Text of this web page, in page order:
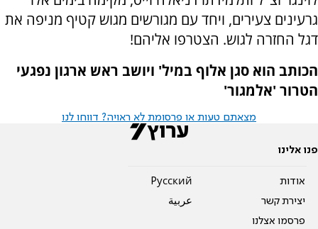
גרעינים צעירים, ויחד עם מגורשים מגוש קטיף מניפה את
דגל החזרה לגוש. הצטרפו אליהם!
הכותב הוא סגן אלוף במיל' ויושב ראש ארגון נפגעי
הטרור 'אלמגור'
מצאתם טעות או פרסומת לא ראויה? דווחו לנו
פנו אלינו
אודות
יצירת קשר
פרסמו אצלנו
Pусский
عربية